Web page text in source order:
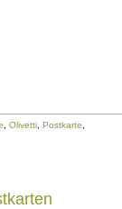
Olivetti Postkarte